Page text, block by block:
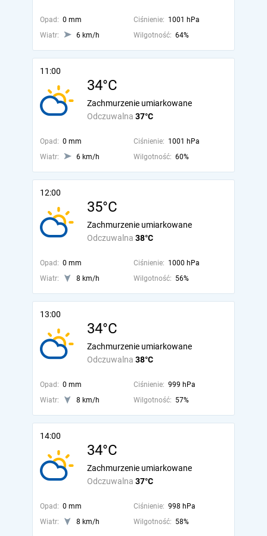
Opad: 0 mm Ciśnienie: 1001 hPa
Wiatr:
6 km/h Wilgotność: 64%
11:00
34°C
Odczuwalna 37°C
Zachmurzenie umiarkowane
Opad: 0 mm Ciśnienie: 1001 hPa
Wiatr:
6 km/h Wilgotność: 60%
12:00
35°C
Odczuwalna 38°C
Zachmurzenie umiarkowane
Opad: 0 mm Ciśnienie: 1000 hPa
Wiatr:
8 km/h Wilgotność: 56%
13:00
34°C
Odczuwalna 38°C
Zachmurzenie umiarkowane
Opad: 0 mm Ciśnienie: 999 hPa
Wiatr:
8 km/h Wilgotność: 57%
14:00
34°C
Odczuwalna 37°C
Zachmurzenie umiarkowane
Opad: 0 mm Ciśnienie: 998 hPa
Wiatr:
8 km/h Wilgotność: 58%